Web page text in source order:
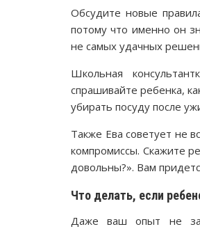
Обсудите новые
потому что именно он
не самых удачных
Школьная
спрашивайте ребенка,
убирать посуду после
Также Ева советует не
компромиссы. Скажите
довольны?». Вам
Что делать, если
Даже ваш опыт не